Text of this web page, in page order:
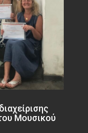
Μουσικού